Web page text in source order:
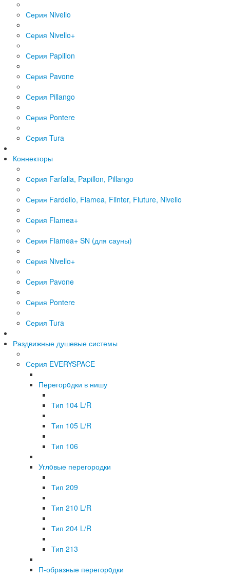
Серия Nivello
Серия Nivello+
Серия Papillon
Серия Pavone
Серия Pillango
Серия Pontere
Серия Tura
Коннекторы
Серия Farfalla, Papillon, Pillango
Серия Fardello, Flamea, Flinter, Fluture, Nivello
Серия Flаmea+
Серия Flamea+ SN (для сауны)
Серия Nivello+
Cерия Pavone
Серия Pontere
Серия Tura
Раздвижные душевые системы
Серия EVERYSPACE
Перегорoдки в нишу
Тип 104 L/R
Тип 105 L/R
Тип 106
Углoвые перегородки
Тип 209
Тип 210 L/R
Тип 204 L/R
Тип 213
П-образные перегорoдки